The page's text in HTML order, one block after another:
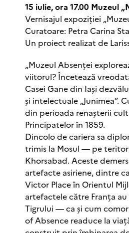
15 iulie, ora 17.00 Muzeul
Vernisajul expoziției
Curatoare: Petra Carina
Un proiect realizat de
„Muzeul Absenței
viitorul? Încetează
Casei Gane din Iași
și intelectuale „Junimea”.
din perioada renașterii
Principatelor în 1859.
Dincolo de cariera sa
trimis la Mosul — pe
Khorsabad. Aceste
artefacte asiriene, dintre
Victor Place în Orientul
artefactele către Franța
Tigrului — ca și cum
of Absence readuce la